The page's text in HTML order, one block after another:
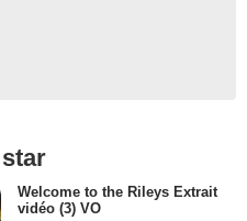
Welcome to the Rileys Extrait
vidéo (3) VO